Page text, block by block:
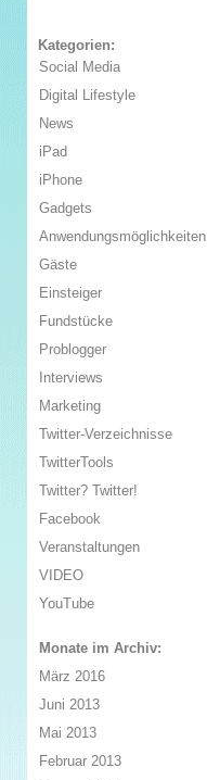
Kategorien:
Social Media
Digital Lifestyle
News
iPad
iPhone
Gadgets
Anwendungsmöglichkeiten
Gäste
Einsteiger
Fundstücke
Problogger
Interviews
Marketing
Twitter-Verzeichnisse
TwitterTools
Twitter? Twitter!
Facebook
Veranstaltungen
VIDEO
YouTube
Monate im Archiv:
März 2016
Juni 2013
Mai 2013
Februar 2013